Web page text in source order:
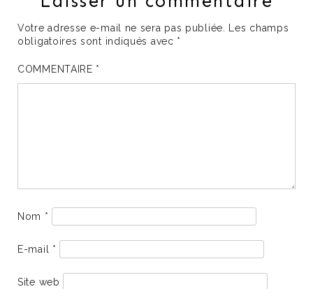
Votre adresse e-mail ne sera pas publiée. Les champs
obligatoires sont indiqués avec *
COMMENTAIRE *
Nom *
E-mail *
Site web